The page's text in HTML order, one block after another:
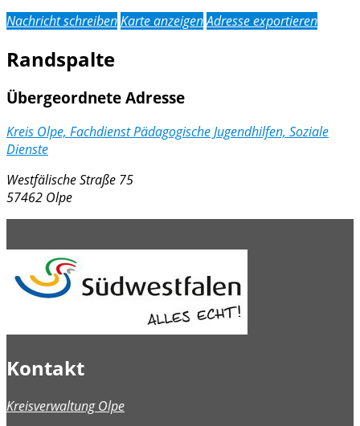
Nachricht schreibenKarte anzeigenAdresse exportieren
Randspalte
Übergeordnete Adresse
Kreis Olpe, Fachdienst Pädagogische Jugendhilfen, Soziale
Dienste
Westfälische Straße 75
57462 Olpe
Kontakt
Kreisverwaltung Olpe